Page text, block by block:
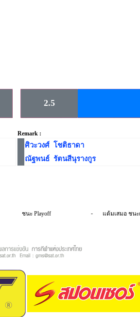
2.5
Remark :
ศิวะวงศ์ โชติธาดา
ณัฐพนธ์ รัตนสีนุรางกูร
ชนะ Playoff - แต้มเสมอ ชน